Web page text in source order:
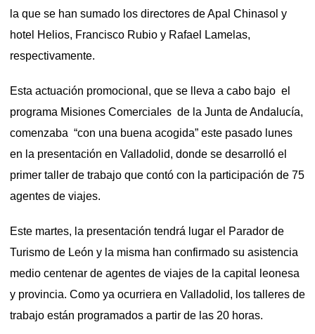
la que se han sumado los directores de Apal Chinasol y
hotel Helios, Francisco Rubio y Rafael Lamelas,
respectivamente.
Esta actuación promocional, que se lleva a cabo bajo el
programa Misiones Comerciales de la Junta de Andalucía,
comenzaba “con una buena acogida” este pasado lunes
en la presentación en Valladolid, donde se desarrolló el
primer taller de trabajo que contó con la participación de 75
agentes de viajes.
Este martes, la presentación tendrá lugar el Parador de
Turismo de León y la misma han confirmado su asistencia
medio centenar de agentes de viajes de la capital leonesa
y provincia. Como ya ocurriera en Valladolid, los talleres de
trabajo están programados a partir de las 20 horas.